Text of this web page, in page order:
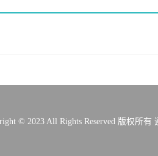
© 2023 All Rights Reserved 版权所有